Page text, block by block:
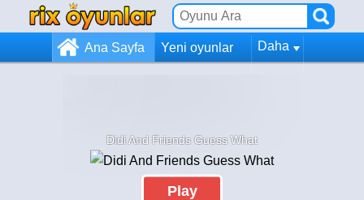
Ana Sayfa Yeni oyunlar Daha
Didi And Friends Guess What
Play